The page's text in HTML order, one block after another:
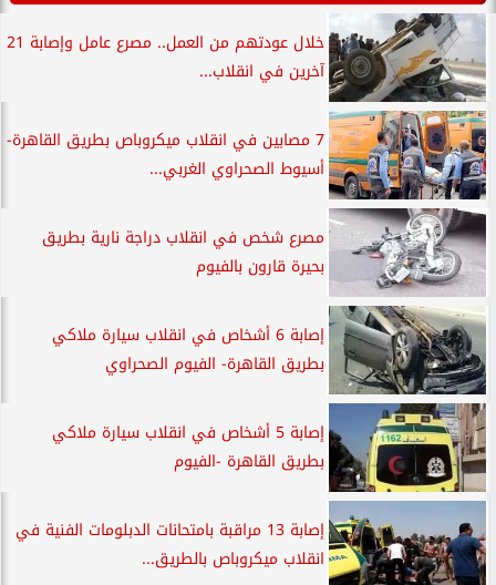
خلال عودتهم من العمل.. مصرع عامل وإصابة 21
آخرين في انقلاب...
7 مصابين في انقلاب ميكروباص بطريق القاهرة-
أسيوط الصحراوي الغربي...
مصرع شخص في انقلاب دراجة نارية بطريق
بحيرة قارون بالفيوم
إصابة 6 أشخاص في انقلاب سيارة ملاكي
بطريق القاهرة- الفيوم الصحراوي
إصابة 5 أشخاص في انقلاب سيارة ملاكي
بطريق القاهرة -الفيوم
إصابة 13 مراقبة بامتحانات الدبلومات الفنية في
انقلاب ميكروباص بالطريق...